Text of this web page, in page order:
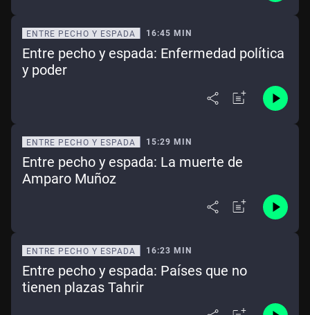
ENTRE PECHO Y ESPADA 16:45 MIN
Entre pecho y espada: Enfermedad política
y poder
ENTRE PECHO Y ESPADA 15:29 MIN
Entre pecho y espada: La muerte de
Amparo Muñoz
ENTRE PECHO Y ESPADA 16:23 MIN
Entre pecho y espada: Países que no
tienen plazas Tahrir